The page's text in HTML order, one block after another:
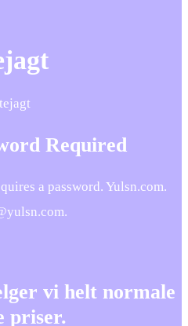
Required
a password. Yulsn.com.
vi helt normale
priser.